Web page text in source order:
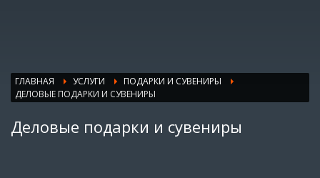
ГЛАВНАЯ УСЛУГИ
ПОДАРКИ И СУВЕНИРЫ
ДЕЛОВЫЕ ПОДАРКИ И СУВЕНИРЫ
Деловые подарки и сувениры